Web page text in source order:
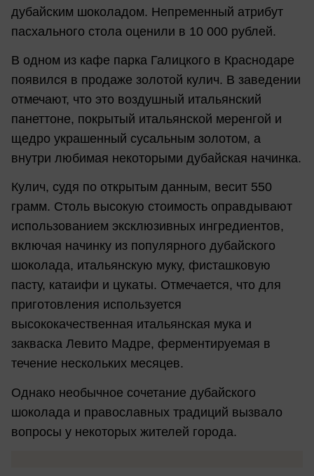
дубайским шоколадом. Непременный атрибут
пасхального стола оценили в 10 000 рублей.
В одном из кафе парка Галицкого в Краснодаре
появился в продаже золотой кулич. В заведении
отмечают, что это воздушный итальянский
панеттоне, покрытый итальянской меренгой и
щедро украшенный сусальным золотом, а
внутри любимая некоторыми дубайская начинка.
Кулич, судя по открытым данным, весит 550
грамм. Столь высокую стоимость оправдывают
использованием эксклюзивных ингредиентов,
включая начинку из популярного дубайского
шоколада, итальянскую муку, фисташковую
пасту, катаифи и цукаты. Отмечается, что для
приготовления используется
высококачественная итальянская мука и
закваска Левито Мадре, ферментируемая в
течение нескольких месяцев.
Однако необычное сочетание дубайского
шоколада и православных традиций вызвало
вопросы у некоторых жителей города.